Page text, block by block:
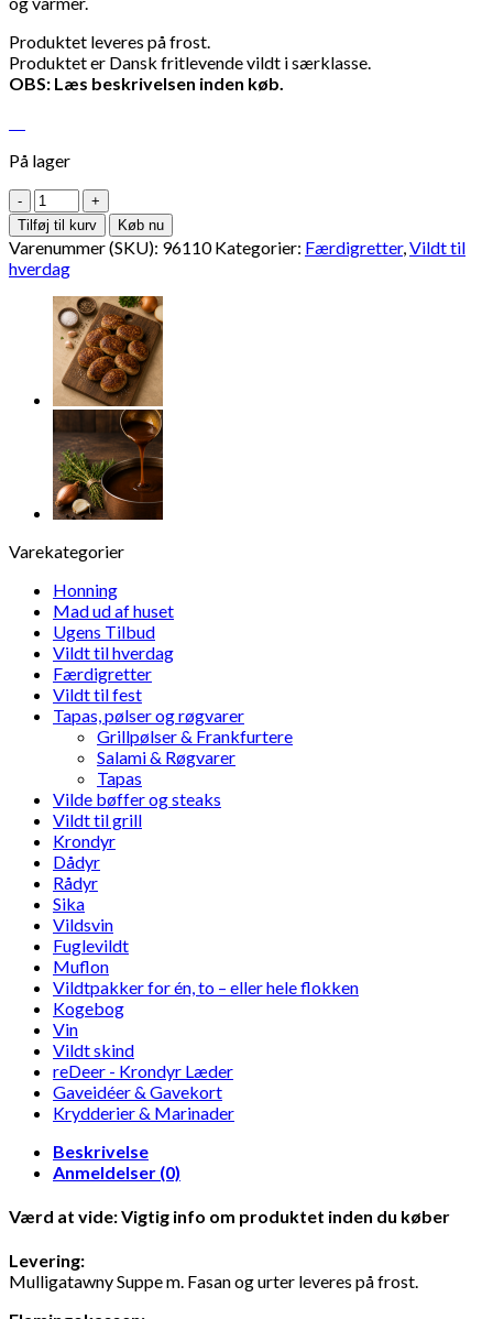
Produktet leveres på frost.
Produktet er Dansk fritlevende vildt i særklasse.
OBS: Læs beskrivelsen inden køb.
På lager
Mulligatawny
Suppe
m.
Fasan
&
Urter
800ml
antal
Tilføj til kurv Køb nu
Varenummer (SKU): 96110 Kategorier: Færdigretter, Vildt til
hverdag
Varekategorier
Honning
Mad ud af huset
Ugens Tilbud
Vildt til hverdag
Færdigretter
Vildt til fest
Tapas, pølser og røgvarer
Grillpølser & Frankfurtere
Salami & Røgvarer
Tapas
Vilde bøffer og steaks
Vildt til grill
Krondyr
Dådyr
Rådyr
Sika
Vildsvin
Fuglevildt
Muflon
Vildtpakker for én, to – eller hele flokken
Kogebog
Vin
Vildt skind
reDeer - Krondyr Læder
Gaveidéer & Gavekort
Krydderier & Marinader
Beskrivelse
Anmeldelser (0)
Værd at vide: Vigtig info om produktet inden du køber
Levering:
Mulligatawny Suppe m. Fasan og urter leveres på frost.